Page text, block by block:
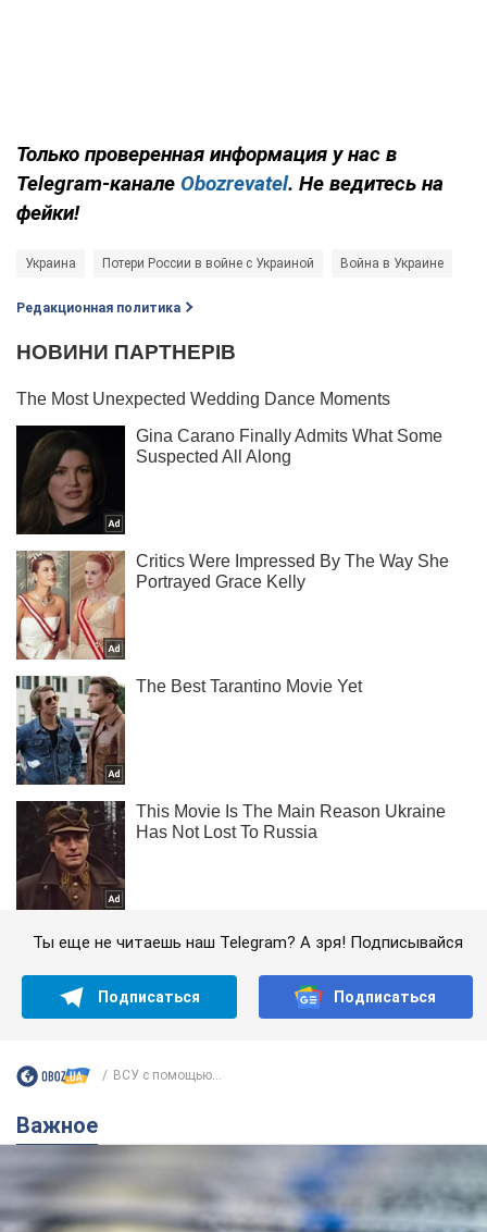
Только проверенная информация у нас в
Telegram-канале Obozrevatel. Не ведитесь на
фейки!
Украина Потери России в войне с Украиной Война в Украине
Редакционная политика
Ты еще не читаешь наш Telegram? А зря! Подписывайся
Подписаться Подписаться
ВСУ с помощью...
Важное